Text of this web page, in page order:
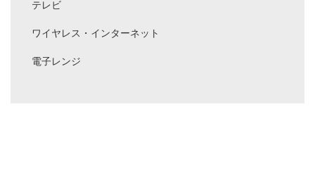
テレビ
ワイヤレス・インターネット
電子レンジ